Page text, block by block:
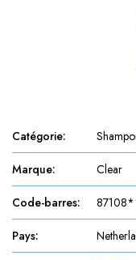
Catégorie:
Marque: Clear
Code-barres:
Pays: